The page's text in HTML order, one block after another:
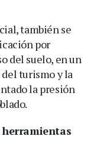
también se
por
del suelo, en un
turismo y la
la presión
herramientas